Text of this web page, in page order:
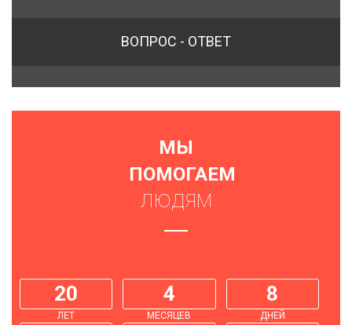
ВОПРОС - ОТВЕТ
МЫ
ПОМОГАЕМ
ЛЮДЯМ
20
ЛЕТ
4
МЕСЯЦЕВ
8
ДНЕЙ